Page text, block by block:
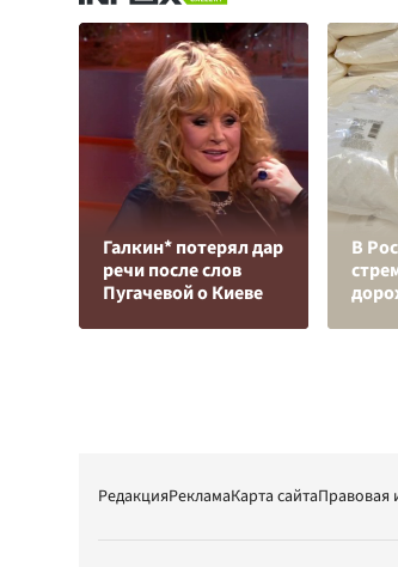
Галкин* потерял дар
речи после слов
Пугачевой о Киеве
В
РедакцияРекламаКарта сайтаПравовая